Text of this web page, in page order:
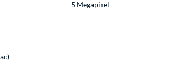
5 Megapixel